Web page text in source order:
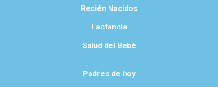
Recién Nacidos
Lactancia
Salud del Bebé
Padres de hoy